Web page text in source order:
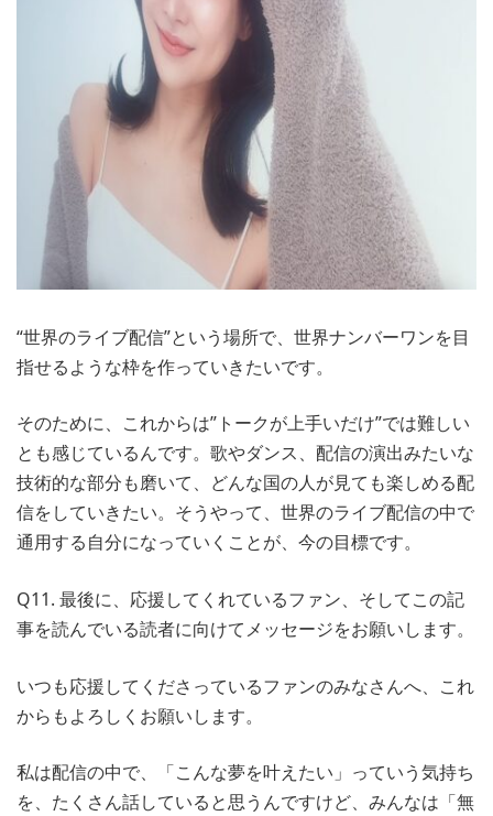
“世界のライブ配信”という場所で、世界ナンバーワンを目
指せるような枠を作っていきたいです。
そのために、これからは”トークが上手いだけ”では難しい
とも感じているんです。歌やダンス、配信の演出みたいな
技術的な部分も磨いて、どんな国の人が見ても楽しめる配
信をしていきたい。そうやって、世界のライブ配信の中で
通用する自分になっていくことが、今の目標です。
Q11. 最後に、応援してくれているファン、そしてこの記
事を読んでいる読者に向けてメッセージをお願いします。
いつも応援してくださっているファンのみなさんへ、これ
からもよろしくお願いします。
私は配信の中で、「こんな夢を叶えたい」っていう気持ち
を、たくさん話していると思うんですけど、みんなは「無